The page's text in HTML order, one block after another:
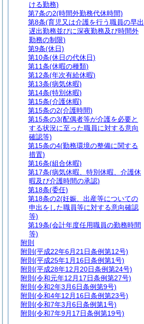
ける勤務)
第7条の2(時間外勤務代休時間)
第8条(育児又は介護を行う職員の早出
遅出勤務並びに深夜勤務及び時間外
勤務の制限)
第9条(休日)
第10条(休日の代休日)
第11条(休暇の種類)
第12条(年次有給休暇)
第13条(病気休暇)
第14条(特別休暇)
第15条(介護休暇)
第15条の2(介護時間)
第15条の3(配偶者等が介護を必要と
する状況に至った職員に対する意向
確認等)
第15条の4(勤務環境の整備に関する
措置)
第16条(組合休暇)
第17条(病気休暇、特別休暇、介護休
暇及び介護時間の承認)
第18条(委任)
第18条の2(妊娠、出産等についての
申出をした職員等に対する意向確認
等)
第19条(会計年度任用職員の勤務時間
等)
附則
附則 (平成22年6月21日条例第12号)
附則 (平成25年1月16日条例第1号)
附則 (平成28年12月20日条例第24号)
附則 (令和元年12月17日条例第27号)
附則 (令和2年3月6日条例第9号)
附則 (令和4年12月16日条例第23号)
附則 (令和7年3月6日条例第1号)
附則 (令和7年9月17日条例第19号)